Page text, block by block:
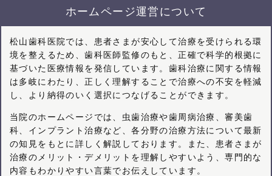
ホームページ運営について
松山歯科医院では、患者さまが安心して治療を受けられる環
境を整えるため、歯科医師監修のもと、正確で科学的根拠に
基づいた医療情報を発信しています。歯科治療に関する情報
は多岐にわたり、正しく理解することで治療への不安を軽減
し、より納得のいく選択につなげることができます。
当院のホームページでは、虫歯治療や歯周病治療、審美歯
科、インプラント治療など、各分野の治療方法について最新
の知見をもとに詳しく解説しております。また、患者さまが
治療のメリット・デメリットを理解しやすいよう、専門的な
内容もわかりやすい言葉でお伝えしています。